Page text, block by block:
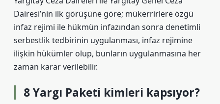
Dairesi’nin ilk görüşüne göre; mükerrirlere özgü
infaz rejimi ile hükmün infazından sonra denetimli
serbestlik tedbirinin uygulanması, infaz rejimine
ilişkin hükümler olup, bunların uygulanmasına her
zaman karar verilebilir.
8 Yargı Paketi kimleri kapsıyor?